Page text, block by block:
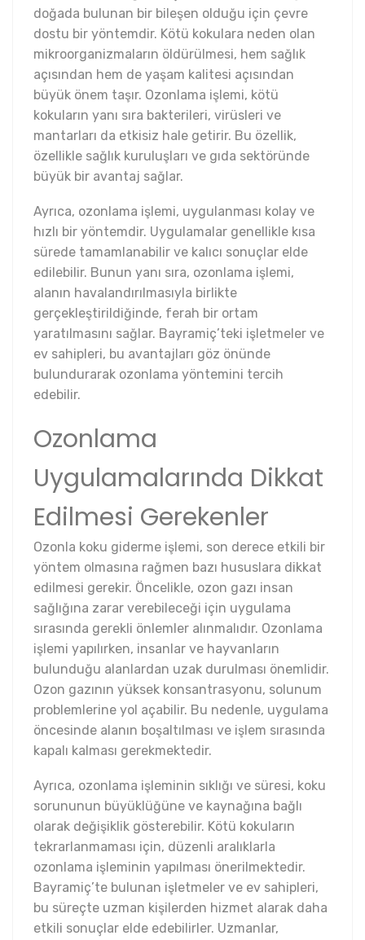
doğada bulunan bir bileşen olduğu için çevre
dostu bir yöntemdir. Kötü kokulara neden olan
mikroorganizmaların öldürülmesi, hem sağlık
açısından hem de yaşam kalitesi açısından
büyük önem taşır. Ozonlama işlemi, kötü
kokuların yanı sıra bakterileri, virüsleri ve
mantarları da etkisiz hale getirir. Bu özellik,
özellikle sağlık kuruluşları ve gıda sektöründe
büyük bir avantaj sağlar.
Ayrıca, ozonlama işlemi, uygulanması kolay ve
hızlı bir yöntemdir. Uygulamalar genellikle kısa
sürede tamamlanabilir ve kalıcı sonuçlar elde
edilebilir. Bunun yanı sıra, ozonlama işlemi,
alanın havalandırılmasıyla birlikte
gerçekleştirildiğinde, ferah bir ortam
yaratılmasını sağlar. Bayramiç’teki işletmeler ve
ev sahipleri, bu avantajları göz önünde
bulundurarak ozonlama yöntemini tercih
edebilir.
Ozonlama
Uygulamalarında Dikkat
Edilmesi Gerekenler
Ozonla koku giderme işlemi, son derece etkili bir
yöntem olmasına rağmen bazı hususlara dikkat
edilmesi gerekir. Öncelikle, ozon gazı insan
sağlığına zarar verebileceği için uygulama
sırasında gerekli önlemler alınmalıdır. Ozonlama
işlemi yapılırken, insanlar ve hayvanların
bulunduğu alanlardan uzak durulması önemlidir.
Ozon gazının yüksek konsantrasyonu, solunum
problemlerine yol açabilir. Bu nedenle, uygulama
öncesinde alanın boşaltılması ve işlem sırasında
kapalı kalması gerekmektedir.
Ayrıca, ozonlama işleminin sıklığı ve süresi, koku
sorununun büyüklüğüne ve kaynağına bağlı
olarak değişiklik gösterebilir. Kötü kokuların
tekrarlanmaması için, düzenli aralıklarla
ozonlama işleminin yapılması önerilmektedir.
Bayramiç’te bulunan işletmeler ve ev sahipleri,
bu süreçte uzman kişilerden hizmet alarak daha
etkili sonuçlar elde edebilirler. Uzmanlar,